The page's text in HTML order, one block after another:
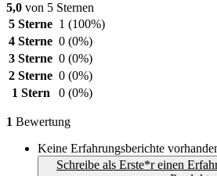
5,0 von 5 Sternen
5 Sterne 1 (100%)
4 Sterne 0 (0%)
3 Sterne 0 (0%)
2 Sterne 0 (0%)
1 Stern
0 (0%)
1 Bewertung
Keine Erfahrungsberichte
Schreibe als Erste*r einen